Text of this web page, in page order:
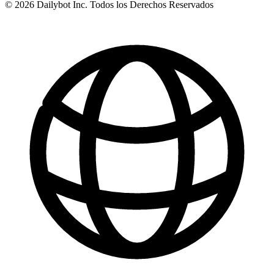
© 2026 Dailybot Inc. Todos los Derechos Reservados